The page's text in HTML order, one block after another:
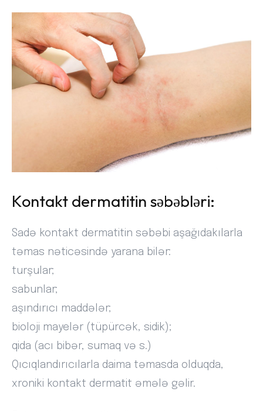
Kontakt dermatitin səbəbləri:
Sadə kontakt dermatitin səbəbi aşağıdakılarla
təmas nəticəsində yarana bilər:
turşular;
sabunlar;
aşındırıcı maddələr;
bioloji mayelər (tüpürcək, sidik);
qida (acı bibər, sumaq və s.)
Qıcıqlandırıcılarla daima təmasda olduqda,
xroniki kontakt dermatit əmələ gəlir.